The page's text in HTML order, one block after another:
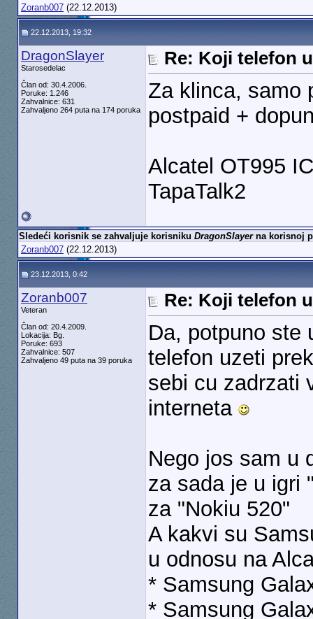
Zoranb007(22.12.2013)
22.12.2013, 19:32
DragonSlayer
Starosedelac
Član od: 30.4.2006.
Poruke: 1.246
Zahvalnice: 631
Zahvaljeno 264 puta na 174 poruka
Re: Koji telefon
Za klinca, samo
postpaid +
Alcatel OT995
TapaTalk2
Sledeći korisnik se zahvaljuje korisniku DragonSlayerna korisnoj
Zoranb007(22.12.2013)
23.12.2013, 0:42
Zoranb007
Veteran
Član od: 20.4.2009.
Lokacija: Bg.
Poruke: 693
Zahvalnice: 507
Zahvaljeno 49 puta na 39 poruka
Re: Koji telefon
Da, potpuno ste
telefon uzeti
sebi cu zadrzati
interneta
Nego jos sam u
za sada je u igri
za "Nokiu 520"
A kakvi su
u odnosu na
* Samsung
* Samsung